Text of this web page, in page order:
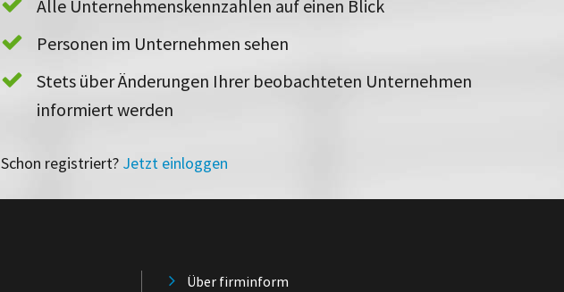
Alle Unternehmenskennzahlen auf einen Blick
Personen im Unternehmen sehen
Stets über Änderungen Ihrer beobachteten Unternehmen
informiert werden
Schon registriert? Jetzt einloggen
Über firminform